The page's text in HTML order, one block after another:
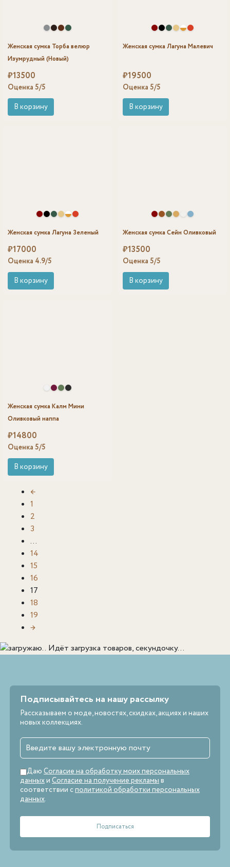
Женская сумка Торба велюр
Изумрудный (Новый)
₽13500
Оценка 5/5
В корзину
Женская сумка Лагуна Малевич
₽19500
Оценка 5/5
В корзину
Женская сумка Лагуна Зеленый
₽17000
Оценка 4.9/5
В корзину
Женская сумка Сейн Оливковый
₽13500
Оценка 5/5
В корзину
Женская сумка Калм Мини
Оливковый наппа
₽14800
Оценка 5/5
В корзину
←
1
2
3
…
14
15
16
17
18
19
→
Идёт загрузка товаров, секундочку...
Подписывайтесь на нашу рассылку
Рассказываем о моде, новостях, скидках, акциях и наших
новых коллекциях.
Даю Согласие на обработку моих персональных
данныхи Согласие на получение рекламыв
соответствии сполитикой обработки персональных
данных.